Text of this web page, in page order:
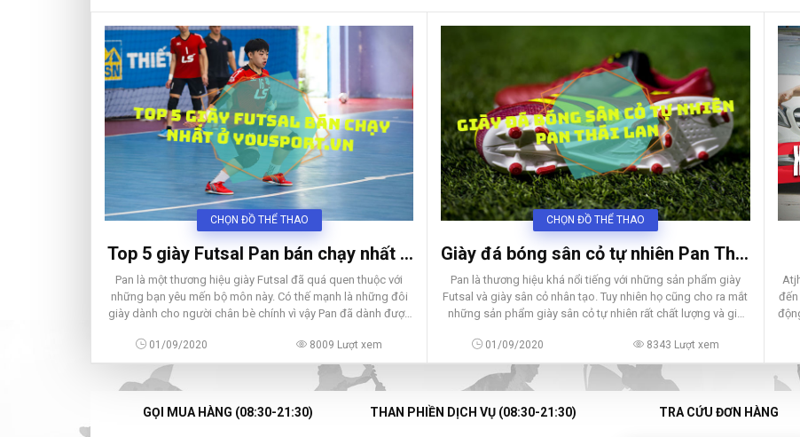
CHỌN ĐỒ THỂ THAO
Top 5 giày Futsal Pan bán chạy nhất ở
Yousport.vn nửa đầu năm 2020
Pan là một thương hiệu giày Futsal đã quá quen thuộc với
những bạn yêu mến bộ môn này. Có thế mạnh là những đôi
giày dành cho người chân bè chính vì vậy Pan đã dành được
01/09/2020 8009 Lượt xem
CHỌN ĐỒ THỂ THAO
Giày đá bóng sân cỏ tự nhiên Pan Thái
Lan
Pan là thương hiệu khá nổi tiếng với những sản phẩm giày
Futsal và giày sân cỏ nhân tạo. Tuy nhiên họ cũng cho ra mắt
những sản phẩm giày sân cỏ tự nhiên rất chất lượng và giá
01/09/2020 8343 Lượt xem
đến
GỌI MUA HÀNG (08:30-21:30) THAN PHIỀN DỊCH VỤ (08:30-21:30) TRA CỨU ĐƠN HÀNG